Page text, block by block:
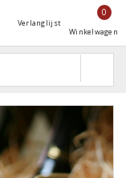
Verlanglijst
0
Winkelwagen